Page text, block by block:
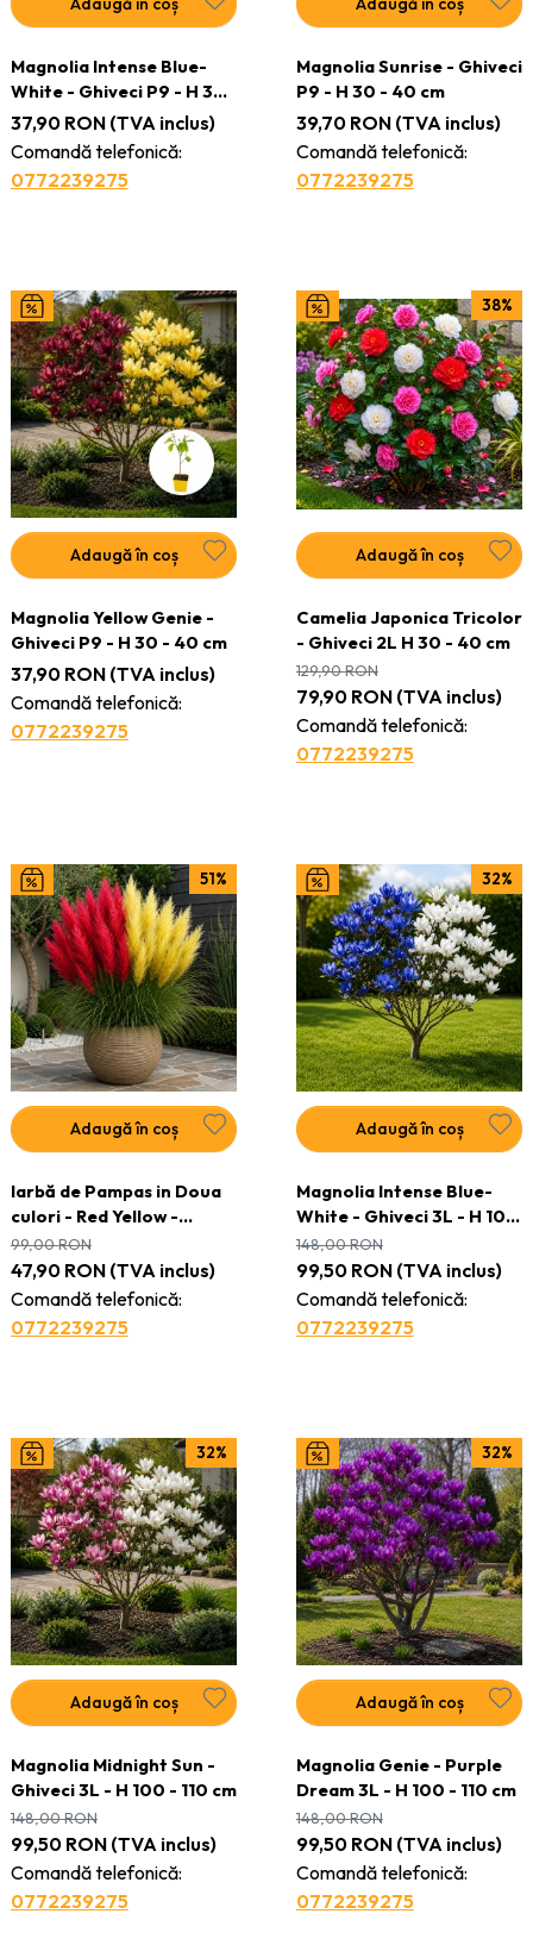
Magnolia Intense Blue-
White - Ghiveci P9 - H 30
- 40 cm
37,90 RON(TVA inclus)
Comandă telefonică:
0772239275
Magnolia Sunrise - Ghiveci
P9 - H 30 - 40 cm
39,70 RON(TVA inclus)
Comandă telefonică:
0772239275
Adaugă în coș
Magnolia Yellow Genie -
Ghiveci P9 - H 30 - 40 cm
37,90 RON(TVA inclus)
Comandă telefonică:
0772239275
38%
Adaugă în coș
Camelia Japonica Tricolor
- Ghiveci 2L H 30 - 40 cm
79,90 RON(TVA inclus)
Comandă telefonică:
0772239275
129,90RON
51%
Adaugă în coș
Iarbă de Pampas in Doua
culori - Red Yellow -
ghiveci 2L
47,90 RON(TVA inclus)
Comandă telefonică:
0772239275
99,00RON
32%
Adaugă în coș
Magnolia Intense Blue-
White - Ghiveci 3L - H 100
- 110 cm
99,50 RON(TVA inclus)
Comandă telefonică:
0772239275
148,00RON
32%
Adaugă în coș
Magnolia Midnight Sun -
Ghiveci 3L - H 100 - 110 cm
99,50 RON(TVA inclus)
Comandă telefonică:
0772239275
148,00RON
32%
Adaugă în coș
Magnolia Genie - Purple
Dream 3L - H 100 - 110 cm
99,50 RON(TVA inclus)
Comandă telefonică:
0772239275
148,00RON